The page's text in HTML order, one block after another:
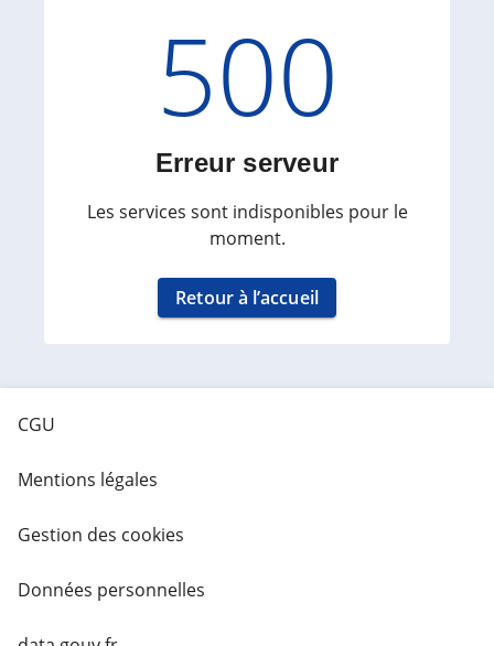
Code
500
Erreur serveur
Les services sont indisponibles pour le
moment.
Retour à l’accueil
CGU
Mentions légales
Gestion des cookies
Données personnelles